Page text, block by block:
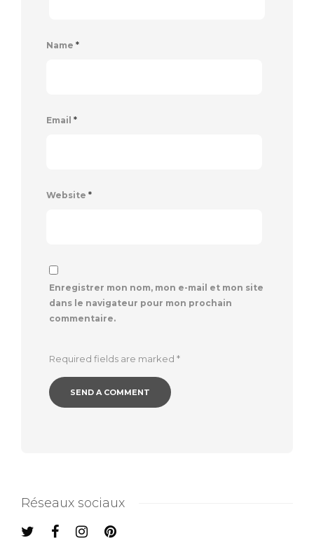
Name *
Email *
Website *
Enregistrer mon nom, mon e-mail et mon site
dans le navigateur pour mon prochain
commentaire.
Required fields are marked *
Réseaux sociaux